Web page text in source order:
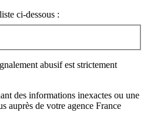
ci-dessous :
abusif est strictement
des informations inexactes ou une
auprès de votre agence France